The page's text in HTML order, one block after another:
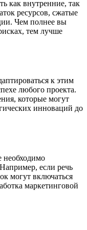
как внутренние, так
ресурсов, сжатые
Чем полнее вы
тем лучше
к этим
любого проекта.
которые могут
инноваций до
необходимо
если речь
могут включаться
маркетинговой